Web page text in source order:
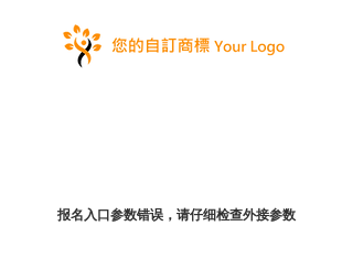
报名入口参数错误，请仔细检查外接参数